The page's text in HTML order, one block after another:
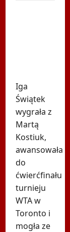
Iga
Świątek
wygrała z
Martą
Kostiuk,
awansowała
do
ćwierćfinału
turnieju
WTA w
Toronto i
mogła ze